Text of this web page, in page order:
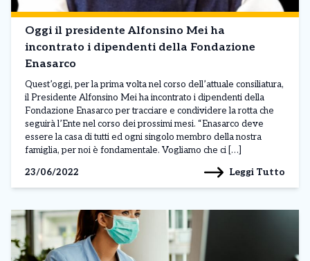
Oggi il presidente Alfonsino Mei ha
incontrato i dipendenti della Fondazione
Enasarco
Quest’oggi, per la prima volta nel corso dell’attuale consiliatura,
il Presidente Alfonsino Mei ha incontrato i dipendenti della
Fondazione Enasarco per tracciare e condividere la rotta che
seguirà l’Ente nel corso dei prossimi mesi. “Enasarco deve
essere la casa di tutti ed ogni singolo membro della nostra
famiglia, per noi è fondamentale. Vogliamo che ci […]
23/06/2022
Leggi Tutto